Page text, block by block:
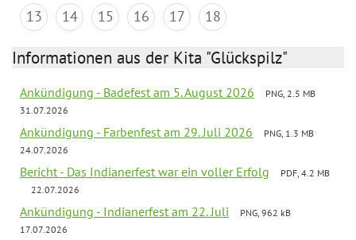
13
14 15 16 17 18
Informationen aus der Kita "Glückspilz"
Ankündigung - Badefest am 5. August 2026
PNG, 2.5 MB
31.07.2026
Ankündigung - Farbenfest am 29. Juli 2026
PNG, 1.3 MB
24.07.2026
Bericht - Das Indianerfest war ein voller Erfolg
PDF, 4.2 MB
22.07.2026
Ankündigung - Indianerfest am 22. Juli
PNG, 962 kB
17.07.2026